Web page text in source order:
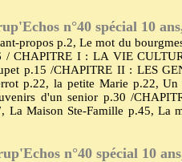
n°40 spécial 10
propos p.2, Le mot du
/ CHAPITRE I : LA VIE
p.15 /CHAPITRE II : LES
p.22, la petite Marie p.22,
d'un senior p.30 /
La Maison Ste-Famille p.45, La
n°40 spécial 10